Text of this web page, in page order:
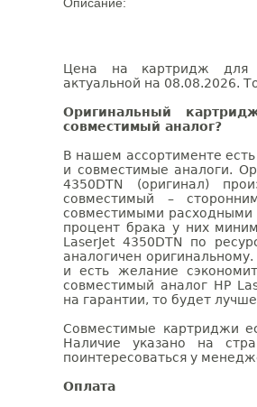
Цена на картридж для
актуальной на 08.08.2026.
Оригинальный
совместимый аналог?
В нашем ассортименте
и совместимые аналоги.
4350DTN (оригинал)
совместимый –
совместимыми расходными
процент брака у них
LaserJet 4350DTN по
аналогичен
и есть желание
совместимый аналог HP
на гарантии, то будет
Совместимые картриджи
Наличие указано на
поинтересоваться у
Оплата